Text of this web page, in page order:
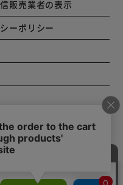
販売業者の表示
ーポリシー
ト